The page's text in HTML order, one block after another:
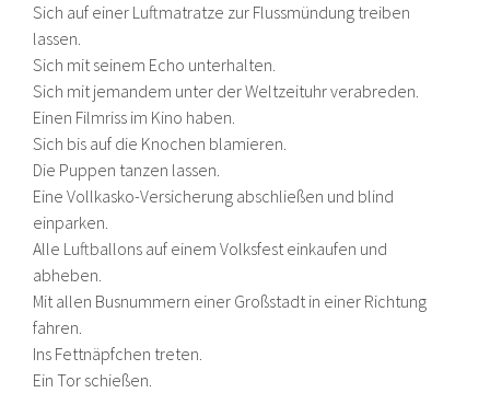
Sich auf einer Luftmatratze zur Flussmündung treiben
lassen.
Sich mit seinem Echo unterhalten.
Sich mit jemandem unter der Weltzeituhr verabreden.
Einen Filmriss im Kino haben.
Sich bis auf die Knochen blamieren.
Die Puppen tanzen lassen.
Eine Vollkasko-Versicherung abschließen und blind
einparken.
Alle Luftballons auf einem Volksfest einkaufen und
abheben.
Mit allen Busnummern einer Großstadt in einer Richtung
fahren.
Ins Fettnäpfchen treten.
Ein Tor schießen.